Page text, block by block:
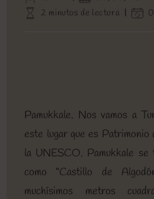
de
la
de
la
Tiempo2 minutos de lectura
Última
Pamukkale. Nos vamos a
este lugar que es Patrimonio
la UNESCO. Pamukkale se
como “Castillo de
muchísimos metros